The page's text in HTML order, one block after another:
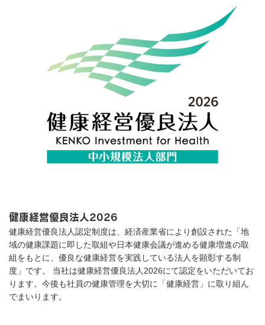
健康経営優良法人2026
健康経営優良法人認定制度は、経済産業省により創設された「地
域の健康課題に即した取組や日本健康会議が進める健康増進の取
組をもとに、優良な健康経営を実践している法人を顕彰する制
度」です。 当社は健康経営優良法人2026にて認定をいただいてお
ります。今後も社員の健康管理を大切に「健康経営」に取り組ん
でまいります。